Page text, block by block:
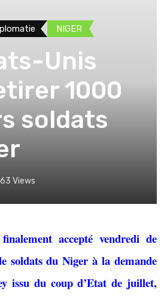
NIGER
Unis
1000
soldats
Views
accepté vendredi de
du Niger à la demande
issu du coup d’Etat de juillet,